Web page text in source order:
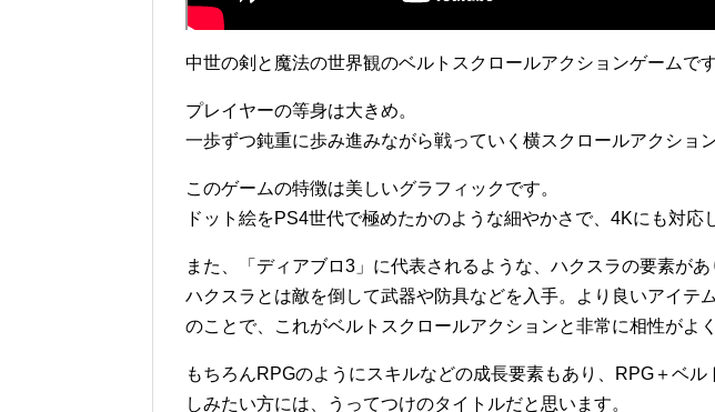
中世の剣と魔法の世界観のベルトスクロールアクションゲームです
プレイヤーの等身は大きめ。
一歩ずつ鈍重に歩み進みながら戦っていく横スクロールアクショ
このゲームの特徴は美しいグラフィックです。
ドット絵をPS4世代で極めたかのような細やかさで、4Kにも対応
また、「ディアブロ3」に代表されるような、ハクスラの要素があ
ハクスラとは敵を倒して武器や防具などを入手。より良いアイテ
のことで、これがベルトスクロールアクションと非常に相性がよ
もちろんRPGのようにスキルなどの成長要素もあり、RPG＋ベ
しみたい方には、うってつけのタイトルだと思います。